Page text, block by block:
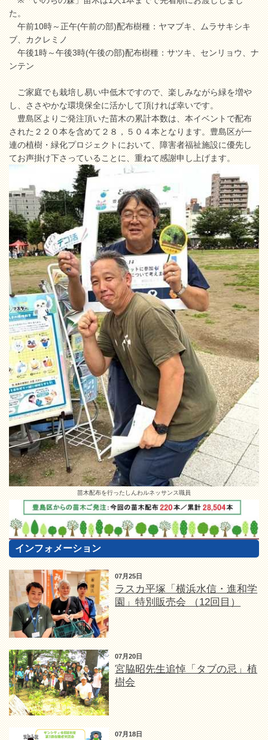
た。
午前10時～正午(午前の部)配布樹種：ヤマブキ、ムラサキシキ
ブ、カクレミノ
午後1時～午後3時(午後の部)配布樹種：サツキ、センリョウ、ナ
ンテン
ご家庭でも栽培し易い中低木ですので、楽しみながら緑を増や
し、ささやかな環境保全に活かして頂ければ幸いです。
豊島区よりご発注頂いた苗木の累計本数は、本イベントで配布
された２２０本を含めて２８，５０４本となります。豊島区が一
連の植樹・緑化プロジェクトにおいて、障害者福祉施設に優先し
てお声掛け下さっていることに、重ねて感謝申し上げます。
苗木配布を行ったしんわルネッサンス職員
インフォメーション
07月25日
ラスカ平塚「横浜水信・進和学
園」特別販売会 （12回目）
07月20日
宮脇昭先生追悼「タブの忌」植
樹会
07月18日